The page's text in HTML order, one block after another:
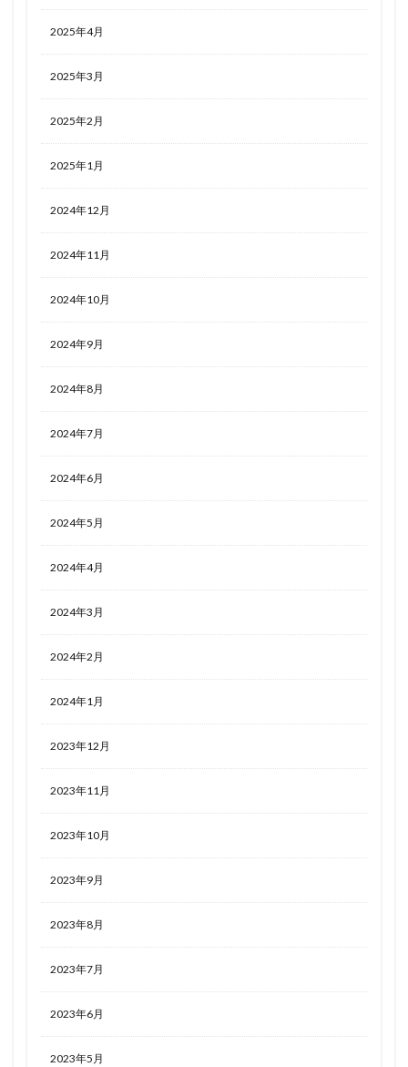
2025年4月
2025年3月
2025年2月
2025年1月
2024年12月
2024年11月
2024年10月
2024年9月
2024年8月
2024年7月
2024年6月
2024年5月
2024年4月
2024年3月
2024年2月
2024年1月
2023年12月
2023年11月
2023年10月
2023年9月
2023年8月
2023年7月
2023年6月
2023年5月